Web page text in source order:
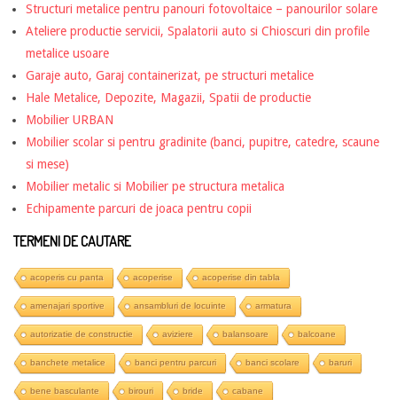
Structuri metalice pentru panouri fotovoltaice – panourilor solare
Ateliere productie servicii, Spalatorii auto si Chioscuri din profile
metalice usoare
Garaje auto, Garaj containerizat, pe structuri metalice
Hale Metalice, Depozite, Magazii, Spatii de productie
Mobilier URBAN
Mobilier scolar si pentru gradinite (banci, pupitre, catedre, scaune
si mese)
Mobilier metalic si Mobilier pe structura metalica
Echipamente parcuri de joaca pentru copii
TERMENI DE CAUTARE
acoperis cu panta acoperise acoperise din tabla
amenajari sportive ansambluri de locuinte armatura
autorizatie de constructie aviziere balansoare balcoane
banchete metalice banci pentru parcuri banci scolare baruri
bene basculante birouri bride cabane